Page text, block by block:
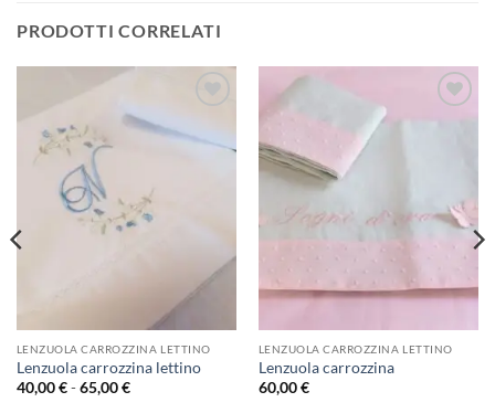
PRODOTTI CORRELATI
alla lista
LENZUOLA CARROZZINA LETTINO
Lenzuola carrozzina lettino
40,00€ - 65,00€Fascia
Aggiungi
LENZUOLA CARROZZINA LETTINO
Lenzuola carrozzina
60,00€